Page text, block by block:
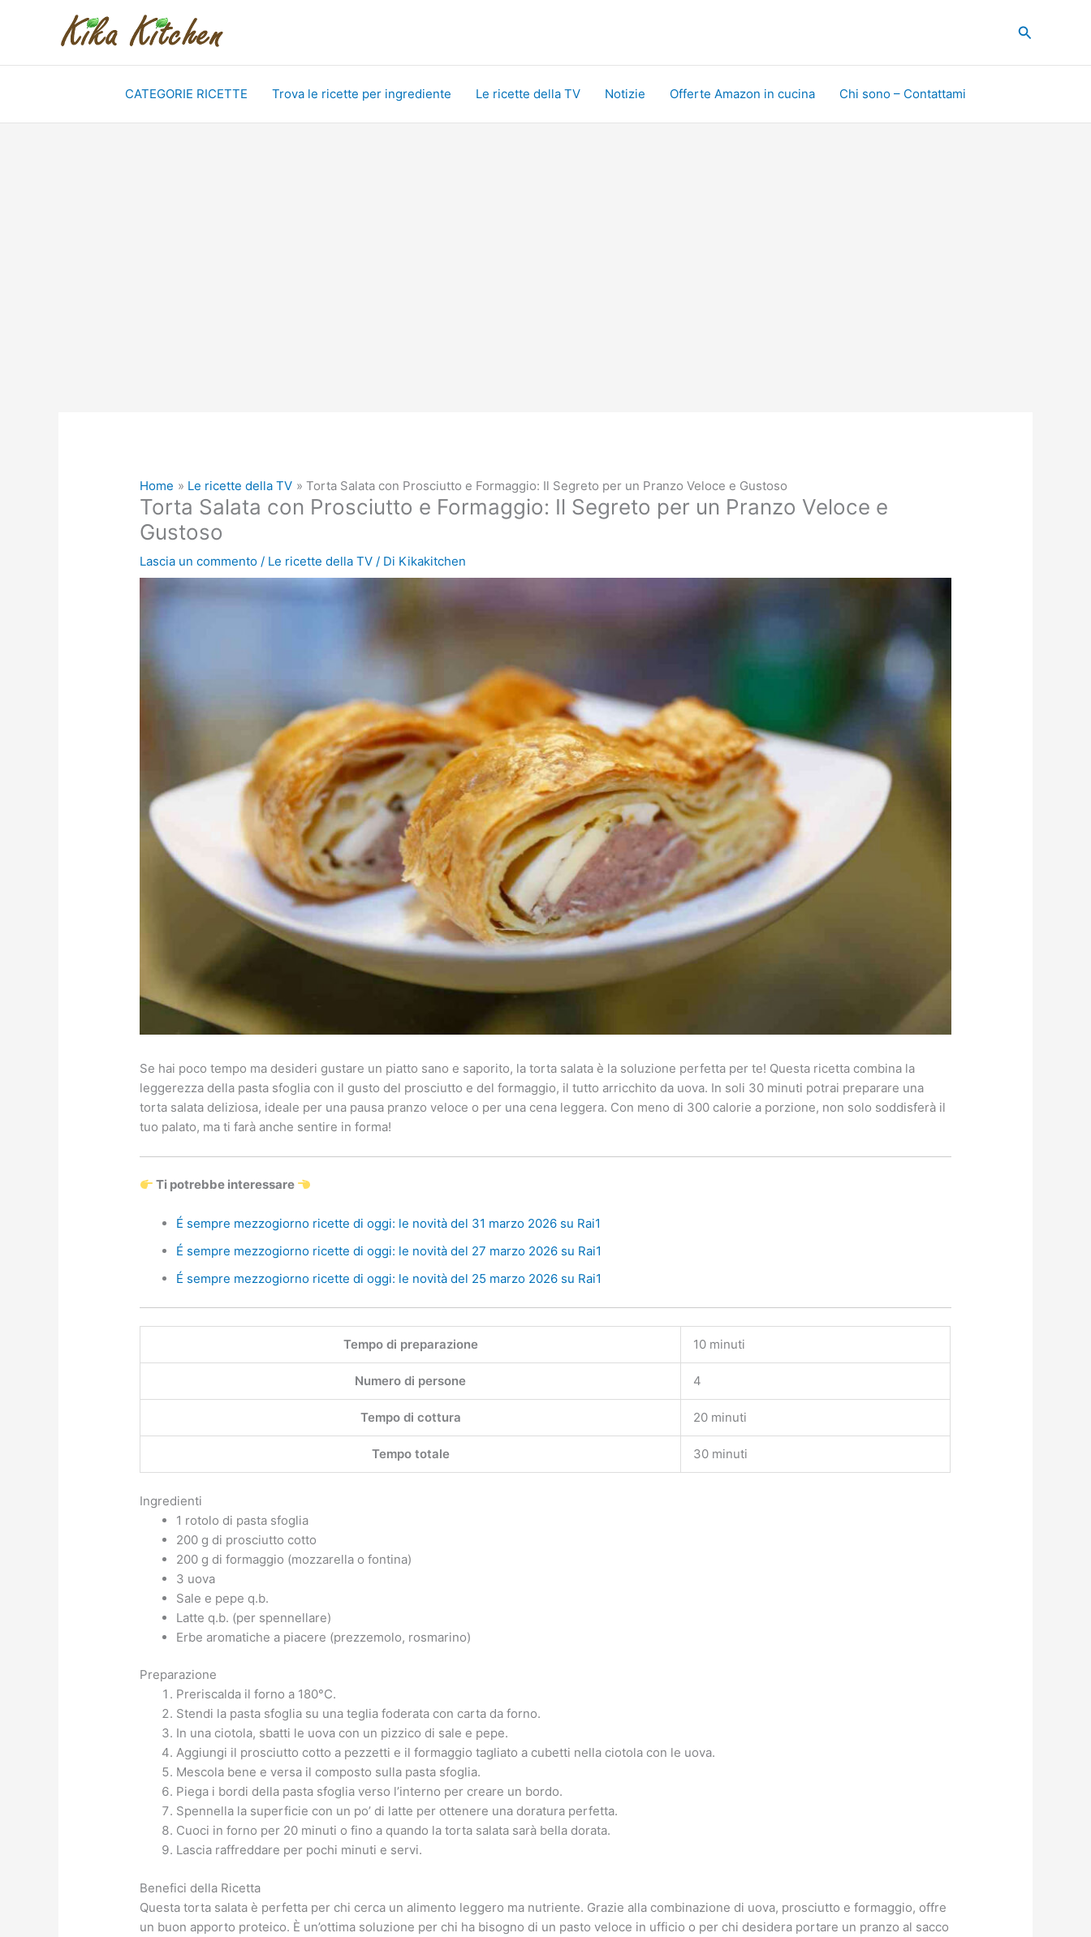
Cerca
CATEGORIE RICETTE Trova le ricette per ingrediente Le ricette della TV Notizie Offerte Amazon in cucina Chi sono – Contattami
Home Le ricette della TV Torta Salata con Prosciutto e Formaggio: Il Segreto per un Pranzo Veloce e Gustoso
Torta Salata con Prosciutto e Formaggio: Il Segreto per un Pranzo Veloce e
Gustoso
Lascia un commento / Le ricette della TV / Di Kikakitchen
Se hai poco tempo ma desideri gustare un piatto sano e saporito, la torta salata è la soluzione perfetta per te! Questa ricetta combina la
leggerezza della pasta sfoglia con il gusto del prosciutto e del formaggio, il tutto arricchito da uova. In soli 30 minuti potrai preparare una
torta salata deliziosa, ideale per una pausa pranzo veloce o per una cena leggera. Con meno di 300 calorie a porzione, non solo soddisferà il
tuo palato, ma ti farà anche sentire in forma!
Ti potrebbe interessare
É sempre mezzogiorno ricette di oggi: le novità del 31 marzo 2026 su Rai1
É sempre mezzogiorno ricette di oggi: le novità del 27 marzo 2026 su Rai1
É sempre mezzogiorno ricette di oggi: le novità del 25 marzo 2026 su Rai1
Tempo di preparazione 10 minuti
Numero di persone 4
Tempo di cottura 20 minuti
Tempo totale 30 minuti
Ingredienti
1 rotolo di pasta sfoglia
200 g di prosciutto cotto
200 g di formaggio (mozzarella o fontina)
3 uova
Sale e pepe q.b.
Latte q.b. (per spennellare)
Erbe aromatiche a piacere (prezzemolo, rosmarino)
Preparazione
Preriscalda il forno a 180°C.
Stendi la pasta sfoglia su una teglia foderata con carta da forno.
In una ciotola, sbatti le uova con un pizzico di sale e pepe.
Aggiungi il prosciutto cotto a pezzetti e il formaggio tagliato a cubetti nella ciotola con le uova.
Mescola bene e versa il composto sulla pasta sfoglia.
Piega i bordi della pasta sfoglia verso l’interno per creare un bordo.
Spennella la superficie con un po’ di latte per ottenere una doratura perfetta.
Cuoci in forno per 20 minuti o fino a quando la torta salata sarà bella dorata.
Lascia raffreddare per pochi minuti e servi.
Benefici della Ricetta
Questa torta salata è perfetta per chi cerca un alimento leggero ma nutriente. Grazie alla combinazione di uova, prosciutto e formaggio, offre
un buon apporto proteico. È un’ottima soluzione per chi ha bisogno di un pasto veloce in ufficio o per chi desidera portare un pranzo al sacco